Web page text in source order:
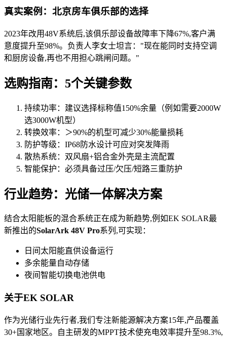
真实案例：北京房车俱乐部的选择
2023年改用48V系统后,该俱乐部设备故障率下降67%,客户满
意度提升至98%。负责人李女士坦言："现在能同时支持空调
和厨房设备,再也不用担心跳闸问题。"
选购指南：5个关键参数
持续功率：建议选择标称值150%余量（例如需要2000W
选3000W机型）
转换效率：＞90%的机型可减少30%能量损耗
防护等级：IP68防水设计可应对突发降雨
散热系统：双风扇+铝合金外壳是主流配置
智能保护：必须具备过压/欠压/短路三重防护
行业趋势：光储一体解决方案
结合太阳能板的混合系统正在成为新趋势,例如EK SOLAR最
新推出的SolarArk 48V Pro系列,可实现：
日间太阳能直供设备运行
多余能量自动存储
夜间智能切换电池供电
关于EK SOLAR
作为光储行业先行者,我们专注新能源解决方案15年,产品覆盖
30+国家地区。自主研发的MPPT技术使充电效率提升至98.3%,